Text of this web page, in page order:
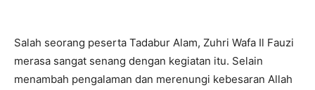
Salah seorang peserta Tadabur Alam, Zuhri Wafa Il Fauzi
merasa sangat senang dengan kegiatan itu. Selain
menambah pengalaman dan merenungi kebesaran Allah